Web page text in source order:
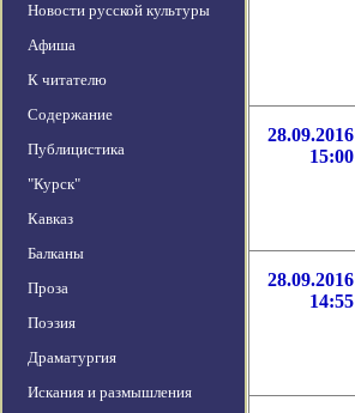
Новости русской культуры
Афиша
К читателю
Содержание
Публицистика
"Курск"
Кавказ
Балканы
Проза
Поэзия
Драматургия
Искания и размышления
28.09.2016
15:00
28.09.2016
14:55